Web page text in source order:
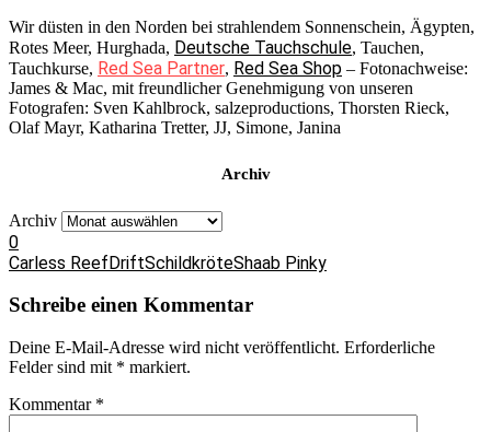
Wir düsten in den Norden bei strahlendem Sonnenschein, Ägypten,
Rotes Meer, Hurghada, Deutsche Tauchschule, Tauchen,
Tauchkurse, Red Sea Partner, Red Sea Shop – Fotonachweise:
James & Mac, mit freundlicher Genehmigung von unseren
Fotografen: Sven Kahlbrock, salzeproductions, Thorsten Rieck,
Olaf Mayr, Katharina Tretter, JJ, Simone, Janina
Archiv
Archiv
0
Carless ReefDriftSchildkröteShaab Pinky
Schreibe einen Kommentar
Deine E-Mail-Adresse wird nicht veröffentlicht. Erforderliche
Felder sind mit * markiert.
Kommentar *